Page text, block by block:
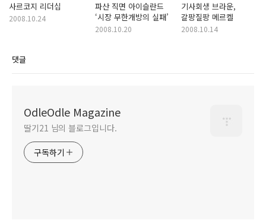
사르코지 리더십
2008.10.24
파산 직면 아이슬란드
‘시장 무한개방의 실패’
2008.10.20
기사회생 브라운,
갈팡질팡 메르켈
2008.10.14
댓글
OdleOdle Magazine
딸기21 님의 블로그입니다.
구독하기